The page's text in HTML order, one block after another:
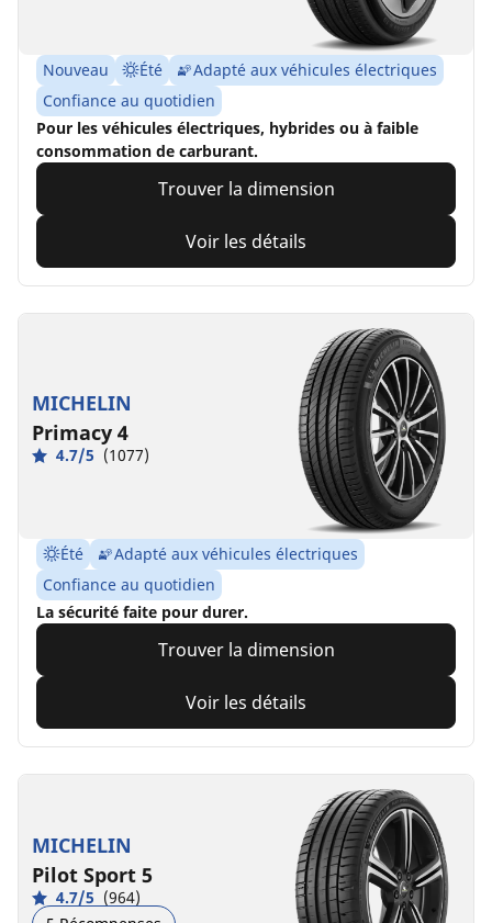
Nouveau Été
Adapté aux véhicules électriques
Confiance au quotidien
Pour les véhicules électriques, hybrides ou à faible
consommation de carburant.
Trouver la dimension
Voir les détails
MICHELIN
Primacy 4
4.7/5 (1077)
Été
Adapté aux véhicules électriques
Confiance au quotidien
La sécurité faite pour durer.
Trouver la dimension
Voir les détails
MICHELIN
Pilot Sport 5
4.7/5 (964)